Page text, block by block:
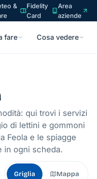
&
Fidelity
Card
Area
aziende
fare Cosa vedere
qui trovi i servizi
di lettini e gommoni
Feola e le spiagge
in ogni scheda.
Griglia Mappa